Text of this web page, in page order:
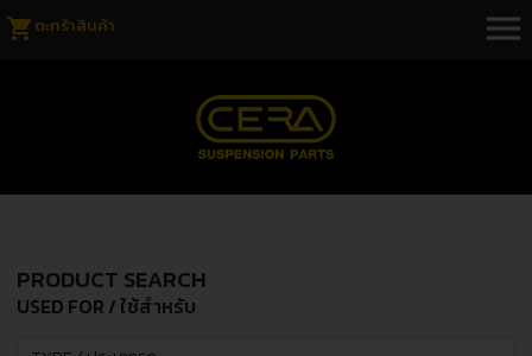
shopping_cart ตะกร้าสินค้า menu
PRODUCT SEARCH
USED FOR / ใช้สำหรับ